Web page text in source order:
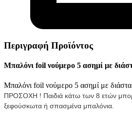
Περιγραφή Προϊόντος
Μπαλόνι foil νούμερο 5 ασημί με
Μπαλόνι foil νούμερο 5 ασημί με
ΠΡΟΣΟΧΗ ! Παιδιά κάτω των 8 ετών
ξεφούσκωτα ή σπασμένα μπαλόνια.